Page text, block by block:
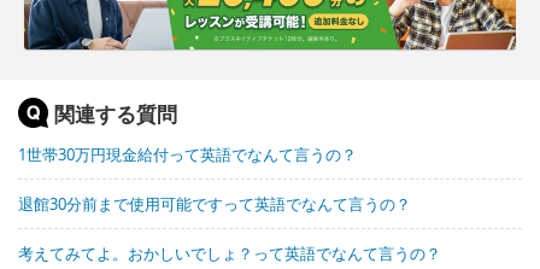
関連する質問
1世帯30万円現金給付って英語でなんて言うの？
退館30分前まで使用可能ですって英語でなんて言うの？
考えてみてよ。おかしいでしょ？って英語でなんて言うの？